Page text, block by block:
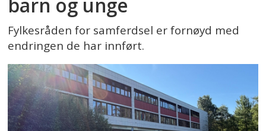
barn og unge
Fylkesråden for samferdsel er fornøyd med
endringen de har innført.